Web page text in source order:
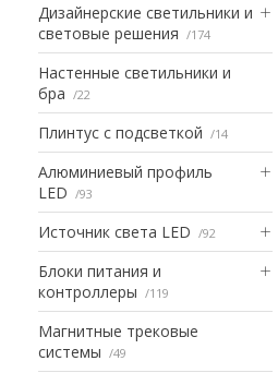
Дизайнерские светильники и
световые решения
174
Настенные светильники и
бра
22
Плинтус с подсветкой 14
Алюминиевый профиль
LED
93
Источник света LED 92
Блоки питания и
контроллеры
119
Магнитные трековые
системы
49